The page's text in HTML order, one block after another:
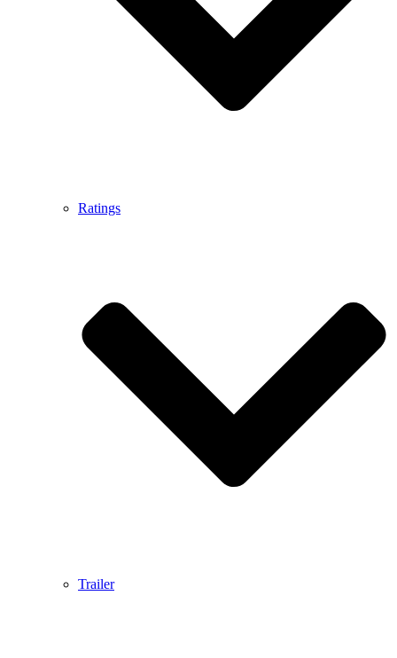
Ratings
Trailer